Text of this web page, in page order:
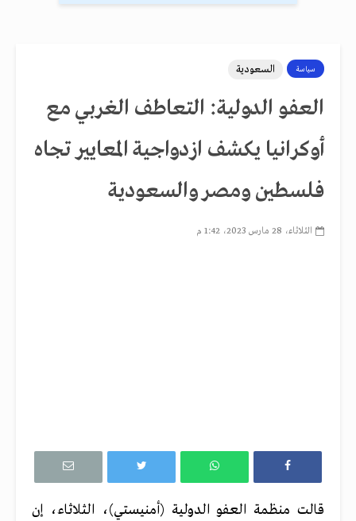
سياسة السعودية
العفو الدولية: التعاطف الغربي مع
أوكرانيا يكشف ازدواجية المعايير تجاه
فلسطين ومصر والسعودية
الثلاثاء، 28 مارس 2023، 1:42 م
قالت منظمة العفو الدولية (أمنيستي)، الثلاثاء، إن